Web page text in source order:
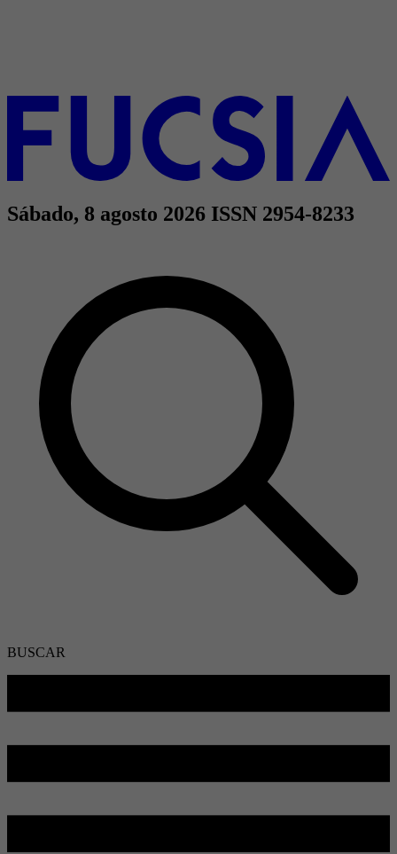
Sábado, 8 agosto 2026 ISSN 2954-8233
BUSCAR